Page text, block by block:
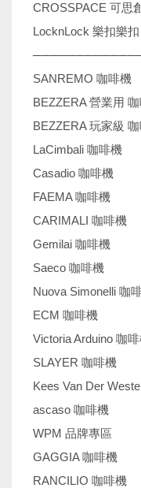
CROSSPACE 可思
LocknLock 樂扣樂扣
SANREMO 咖啡機
BEZZERA 營業用
BEZZERA 玩家級
LaCimbali 咖啡機
Casadio 咖啡機
FAEMA 咖啡機
CARIMALI 咖啡機
Gemilai 咖啡機
Saeco 咖啡機
Nuova Simonelli 咖
ECM 咖啡機
Victoria Arduino 咖
SLAYER 咖啡機
Kees Van Der
ascaso 咖啡機
WPM 品牌專區
GAGGIA 咖啡機
RANCILIO 咖啡機